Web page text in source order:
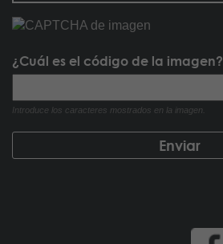
¿Cuál es el código de la imagen?
Introduce los caracteres mostrados en la imagen.